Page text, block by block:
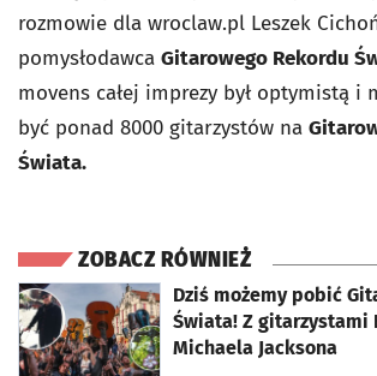
rozmowie dla wroclaw.pl Leszek
pomysłodawca Gitarowego Rekordu
movens całej imprezy był optymistą i
być ponad 8000 gitarzystów na
Świata.
ZOBACZ RÓWNIEŻ
Dziś możemy pobić
Świata! Z gitarzystami
Michaela Jacksona
otworzy się w nowej karcie